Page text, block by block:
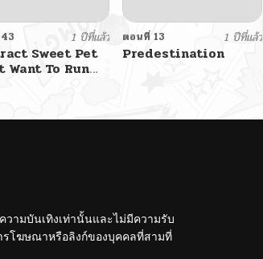
1 ปีที่แล้ว
Sweet Pet
Want To Run
ตอนที่ 13 1 ปีที่แล้ว
Predestination
วามบันเทิงเท่านั้นและไม่มีความรับ
รโฆษณาหรือลิงก์ของบุคคลที่สามที่